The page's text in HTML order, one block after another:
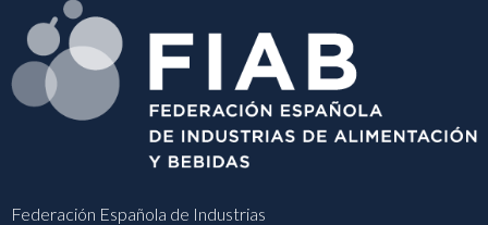
Federación Española de Industrias